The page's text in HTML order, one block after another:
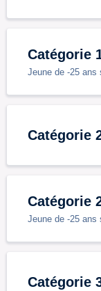
Catégorie
Jeune de -25 ans
Catégorie
Catégorie
Jeune de -25 ans
Catégorie